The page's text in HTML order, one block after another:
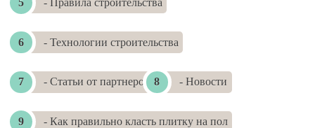
- Технологии строительства
- Статьи от партнеров - Новости
- Как правильно класть плитку на пол